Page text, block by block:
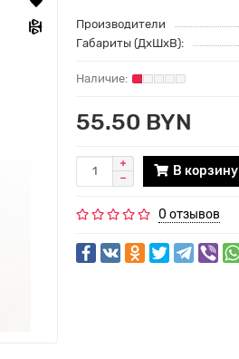
Производители
Габариты (ДхШхВ):
55.50 BYN
В корзину
0 отзывов